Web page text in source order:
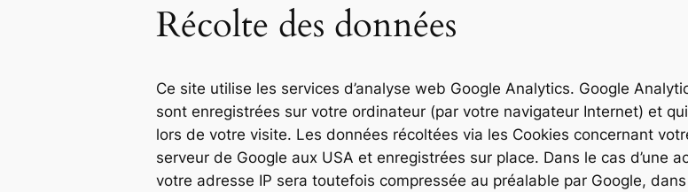
Récolte des données
Ce site utilise les services d’analyse web Google Analytics. Google
sont enregistrées sur votre ordinateur (par votre navigateur Internet) et
lors de votre visite. Les données récoltées via les Cookies concernant
serveur de Google aux USA et enregistrées sur place. Dans le cas d’une
votre adresse IP sera toutefois compressée au préalable par Google,